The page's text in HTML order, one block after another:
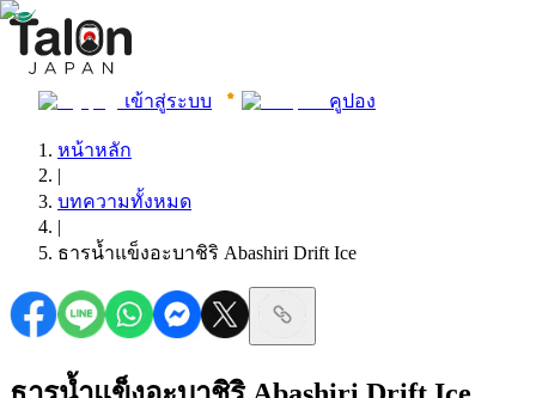
เข้าสู่ระบบ คูปอง
หน้าหลัก
|
บทความทั้งหมด
|
ธารน้ำแข็งอะบาชิริ Abashiri Drift Ice